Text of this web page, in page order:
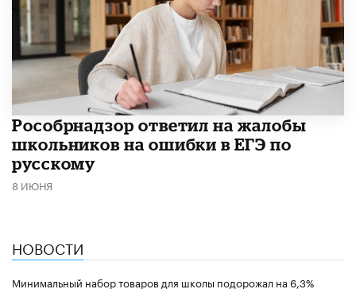
Рособрнадзор ответил на жалобы
школьников на ошибки в ЕГЭ по
русскому
8 ИЮНЯ
НОВОСТИ
Минимальный набор товаров для школы подорожал на 6,3%